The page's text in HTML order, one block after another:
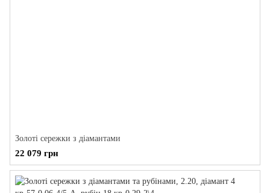
Золоті сережки з діамантами
22 079 грн